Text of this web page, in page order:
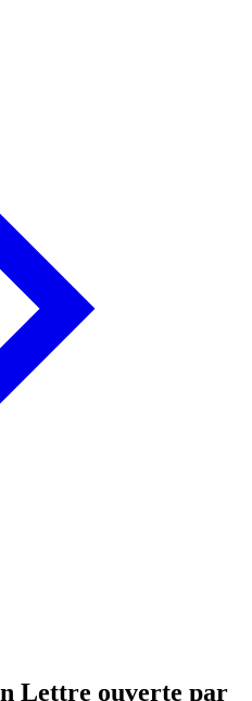
Lettre ouverte par